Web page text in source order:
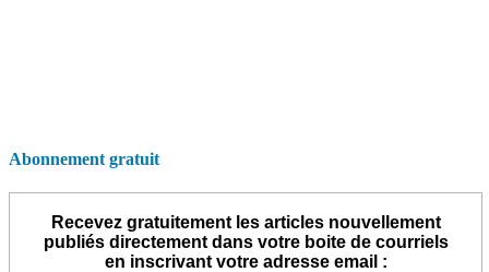
Abonnement gratuit
Recevez gratuitement les articles nouvellement
publiés directement dans votre boite de courriels
en inscrivant votre adresse email :